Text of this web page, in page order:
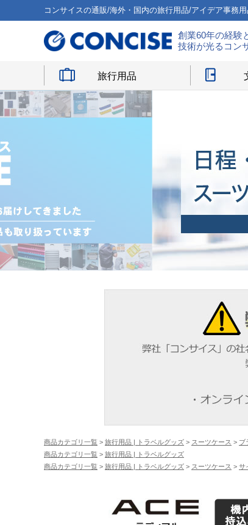
コンサイスの通販/海外・国内の旅行用品/アイデア事務
創業60年の経験
技術が光るコン
旅行用品
商品カテゴリ一覧 > 旅行用品 | トラベルグッズ > スーツケース > ブ
商品カテゴリ一覧 > 旅行用品 | トラベルグッズ
商品カテゴリ一覧 > 旅行用品 | トラベルグッズ > スーツケース > サ